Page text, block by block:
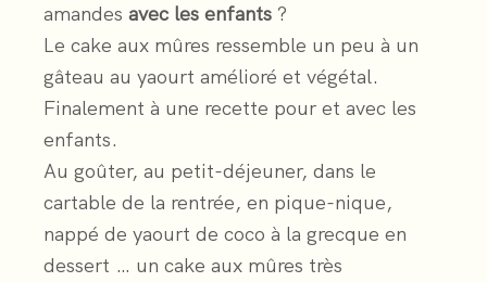
amandes avec les enfants ?
Le cake aux mûres ressemble un peu à un
gâteau au yaourt amélioré et végétal.
Finalement à une recette pour et avec les
enfants.
Au goûter, au petit-déjeuner, dans le
cartable de la rentrée, en pique-nique,
nappé de yaourt de coco à la grecque en
dessert … un cake aux mûres très